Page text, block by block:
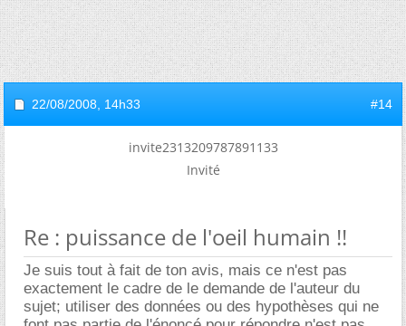
22/08/2008, 14h33 #14
invite2313209787891133
Invité
Re : puissance de l'oeil humain !!
Je suis tout à fait de ton avis, mais ce n'est pas
exactement le cadre de le demande de l'auteur du
sujet; utiliser des données ou des hypothèses qui ne